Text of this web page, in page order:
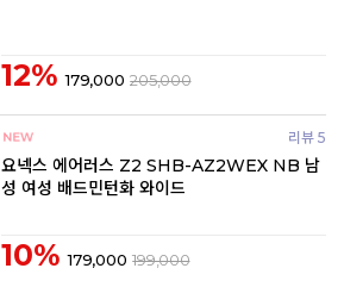
12% 179,000 205,000
리뷰 5
요넥스 에어러스 Z2 SHB-AZ2WEX NB 남
성 여성 배드민턴화 와이드
10% 179,000 199,000